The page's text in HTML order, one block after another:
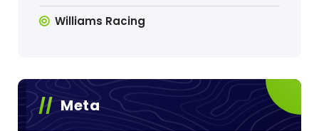
Williams Racing
Meta